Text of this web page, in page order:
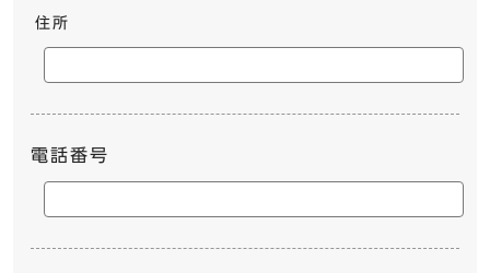
住所
電話番号